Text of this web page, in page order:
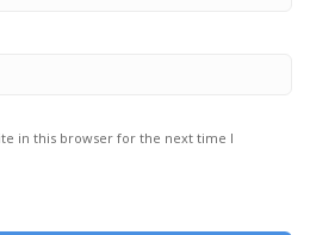
in this browser for the next time I